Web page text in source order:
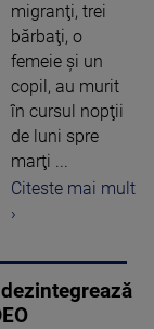
migranţi, trei
bărbaţi, o
femeie şi un
copil, au murit
în cursul nopţii
de luni spre
marţi ...
Citeste mai mult
›